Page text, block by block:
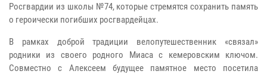
Росгвардии из школы №74, которые стремятся сохранить память
о героически погибших росгвардейцах.
В рамках доброй традиции велопутешественник «связал»
родники из своего родного Миаса с кемеровским ключом.
Совместно с Алексеем будущее памятное место посетила